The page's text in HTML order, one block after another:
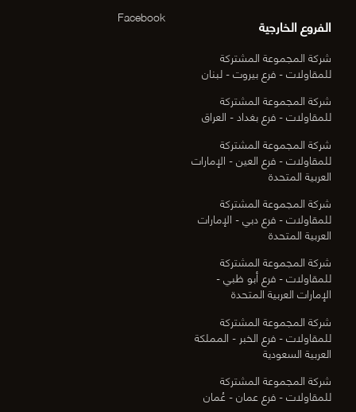
الفروع الخارجية
شركة المجموعة المشتركة
للمقاولات - فرع بيروت - لبنان
شركة المجموعة المشتركة
للمقاولات - فرع بغداد - العراق
شركة المجموعة المشتركة
للمقاولات - فرع العين - الإمارات
العربية المتحدة
شركة المجموعة المشتركة
للمقاولات - فرع دبي - الإمارات
العربية المتحدة
شركة المجموعة المشتركة
للمقاولات - فرع أبو ظبي -
الإمارات العربية المتحدة
شركة المجموعة المشتركة
للمقاولات - فرع الخبر - المملكة
العربية السعودية
شركة المجموعة المشتركة
للمقاولات - فرع عمان - عُمان
Facebook